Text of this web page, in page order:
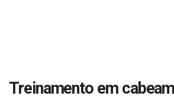
Treinamento em